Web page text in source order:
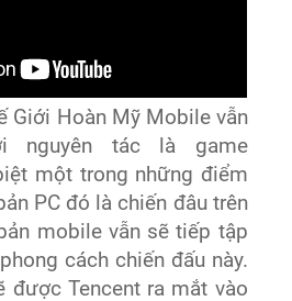
Giới Hoàn Mỹ Mobile vẫn
nguyên tác là game
một trong những điểm
PC đó là chiến đâu trên
mobile vẫn sẽ tiếp tập
cách chiến đấu này.
được Tencent ra mắt vào